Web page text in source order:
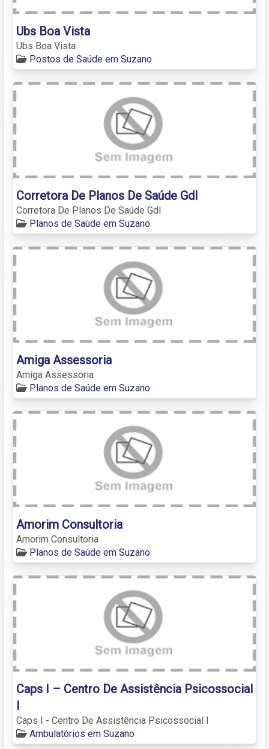
Ubs Boa Vista
Ubs Boa Vista
Postos de Saúde em Suzano
Corretora De Planos De Saúde Gdl
Corretora De Planos De Saúde Gdl
Planos de Saúde em Suzano
Amiga Assessoria
Amiga Assessoria
Planos de Saúde em Suzano
Amorim Consultoria
Amorim Consultoria
Planos de Saúde em Suzano
Caps I – Centro De Assistência Psicossocial
I
Caps I - Centro De Assistência Psicossocial I
Ambulatórios em Suzano